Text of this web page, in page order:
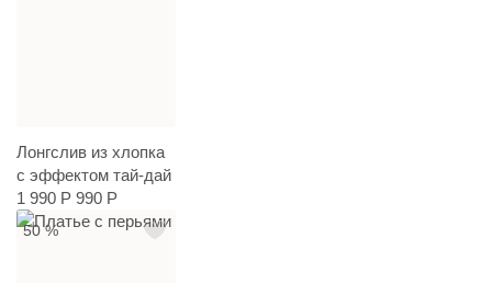
Лонгслив из хлопка
с эффектом тай-дай
1 990 Р 990 Р
50 %